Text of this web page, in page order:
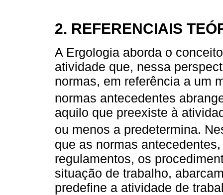
2. REFERENCIAIS
A Ergologia aborda o
atividade que, nessa
normas, em referência a um
normas antecedentes
aquilo que preexiste à
ou menos a predetermina.
que as normas
regulamentos, os
situação de trabalho,
predefine a atividade de